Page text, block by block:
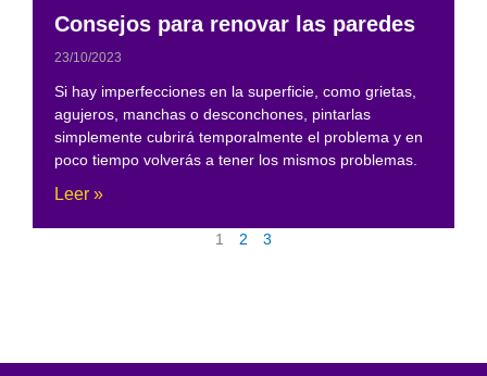
Consejos para renovar las paredes
23/10/2023
Si hay imperfecciones en la superficie, como grietas,
agujeros, manchas o desconchones, pintarlas
simplemente cubrirá temporalmente el problema y en
poco tiempo volverás a tener los mismos problemas.
Leer »
1 2 3